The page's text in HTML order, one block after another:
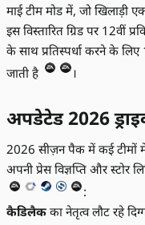
माई टीम मोड में, जो खिलाड़ी
इस विस्तारित ग्रिड पर 12वीं
के साथ प्रतिस्पर्धा करने के लिए
जाती है
।
अपडेटेड 2026
2026 सीज़न पैक में कई टीमों में
अपनी प्रेस विज्ञप्ति और स्टोर
:
कैडिलैक का नेतृत्व लौट रहे